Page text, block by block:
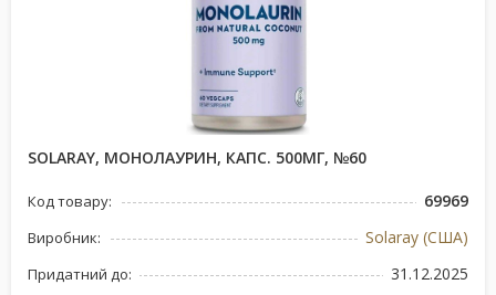
SOLARAY, МОНОЛАУРИН, КАПС. 500МГ, №60
Код товару: 69969
Виробник: Solaray (США)
Придатний до: 31.12.2025